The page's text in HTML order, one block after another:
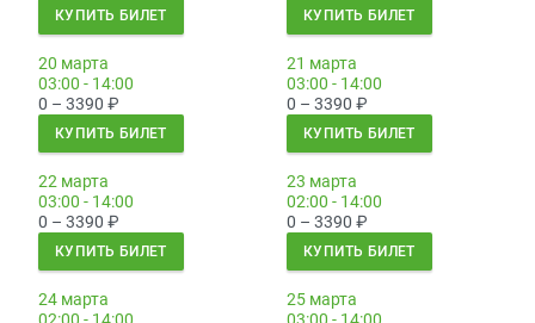
КУПИТЬ БИЛЕТ КУПИТЬ БИЛЕТ
20 марта
03:00 - 14:00
0 – 3390 ₽
КУПИТЬ БИЛЕТ
21 марта
03:00 - 14:00
0 – 3390 ₽
КУПИТЬ БИЛЕТ
22 марта
03:00 - 14:00
0 – 3390 ₽
КУПИТЬ БИЛЕТ
23 марта
02:00 - 14:00
0 – 3390 ₽
КУПИТЬ БИЛЕТ
24 марта
25 марта